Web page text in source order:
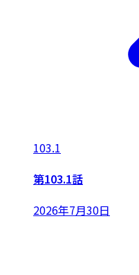
103.1
第103.1話
2026年7月30日